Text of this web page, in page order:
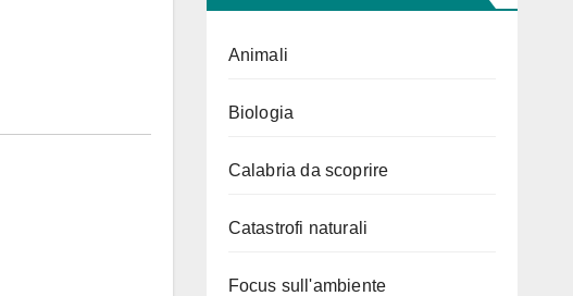
Animali
Biologia
Calabria da scoprire
Catastrofi naturali
Focus sull'ambiente